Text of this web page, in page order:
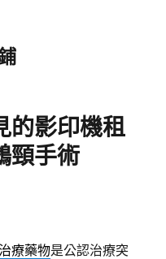
的影印機租
頸手術
療藥物是公認治療突